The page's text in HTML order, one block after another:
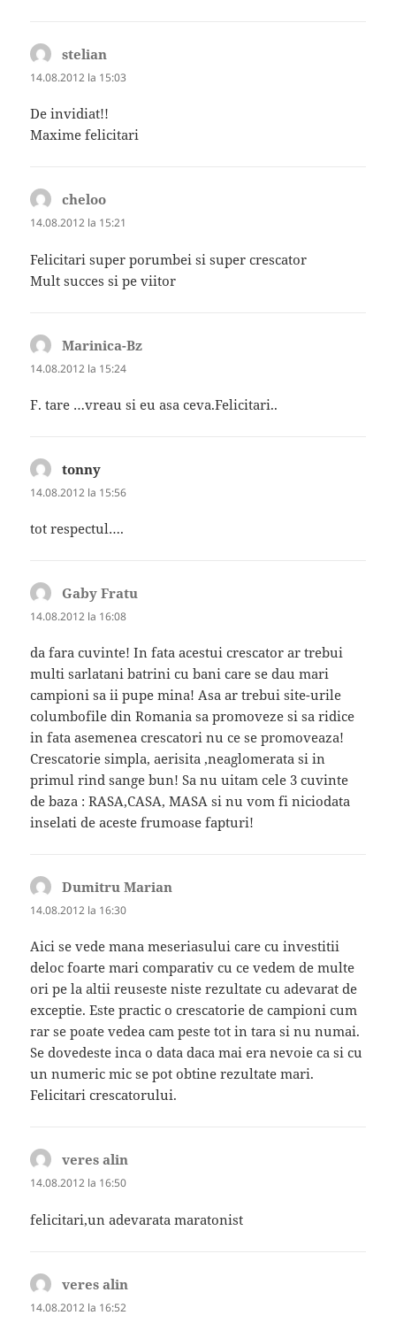
stelian
14.08.2012 la 15:03
De invidiat!!
Maxime felicitari
cheloo
14.08.2012 la 15:21
Felicitari super porumbei si super crescator
Mult succes si pe viitor
Marinica-Bz
14.08.2012 la 15:24
F. tare …vreau si eu asa ceva.Felicitari..
tonny
14.08.2012 la 15:56
tot respectul….
Gaby Fratu
14.08.2012 la 16:08
da fara cuvinte! In fata acestui crescator ar trebui
multi sarlatani batrini cu bani care se dau mari
campioni sa ii pupe mina! Asa ar trebui site-urile
columbofile din Romania sa promoveze si sa ridice
in fata asemenea crescatori nu ce se promoveaza!
Crescatorie simpla, aerisita ,neaglomerata si in
primul rind sange bun! Sa nu uitam cele 3 cuvinte
de baza : RASA,CASA, MASA si nu vom fi niciodata
inselati de aceste frumoase fapturi!
Dumitru Marian
14.08.2012 la 16:30
Aici se vede mana meseriasului care cu investitii
deloc foarte mari comparativ cu ce vedem de multe
ori pe la altii reuseste niste rezultate cu adevarat de
exceptie. Este practic o crescatorie de campioni cum
rar se poate vedea cam peste tot in tara si nu numai.
Se dovedeste inca o data daca mai era nevoie ca si cu
un numeric mic se pot obtine rezultate mari.
Felicitari crescatorului.
veres alin
14.08.2012 la 16:50
felicitari,un adevarata maratonist
veres alin
14.08.2012 la 16:52